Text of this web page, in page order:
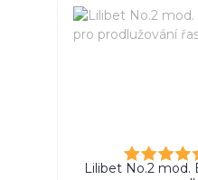
Lilibet No.2 mod.